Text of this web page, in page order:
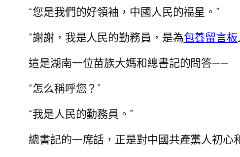
“您是我們的好領袖，中國人民的福星。”
“謝謝，我是人民的勤務員，是為包養留言板
這是湖南一位苗族大媽和總書記的問答——
“怎么稱呼您？”
“我是人民的勤務員。”
總書記的一席話，正是對中國共產黨人初心